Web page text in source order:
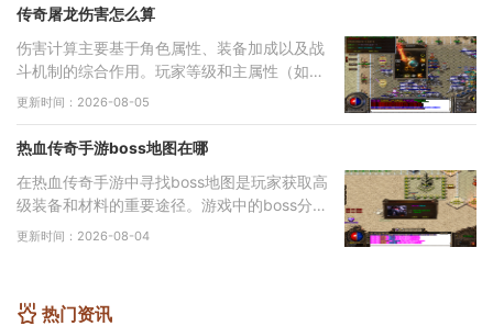
传奇屠龙伤害怎么算
伤害计算主要基于角色属性、装备加成以及战
斗机制的综合作用。玩家等级和主属性（如力
量、智力等）直接影响基础攻击力和技能伤
础途
更新时间：2026-08-05
热血传奇手游boss地图在哪
在热血传奇手游中寻找boss地图是玩家获取高
级装备和材料的重要途径。游戏中的boss分布
在多个特定地图区域，主要包括矿洞、沃玛寺
更新时间：2026-08-04
热门资讯